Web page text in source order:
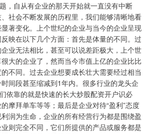
，自从有企业的那天开始就一直没有中断
社会不断发展的历程里，我们能够清晰地看
著变化。上个世纪的企业与当今的企业呈现
映在以下几个方面：首先是体量的不同。过
业无法相比，甚至可以说差距极大，上个世
大的企业了，然而当今市值上亿的企业比比
不同。过去企业想要成长壮大需要经过相当
间段甚至缩减到1年内。很多行业的龙头企
依靠的就是快速的长大炒股配资开户识必
摩拜单车等等；最后是企业对待“盈利”态度
润为生命，企业的所有经营行为都是围绕盈
则完全不同，它们所提供的产品或服务都是